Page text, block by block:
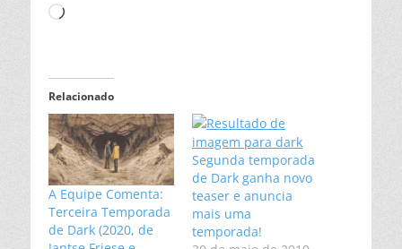
Carregando...
Relacionado
A Equipe Comenta:
Terceira Temporada
de Dark (2020, de
Segunda temporada
de Dark ganha novo
teaser e anuncia
mais uma
temporada!